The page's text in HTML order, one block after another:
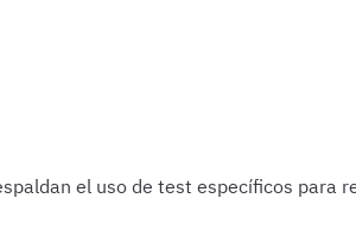
el uso de test específicos para